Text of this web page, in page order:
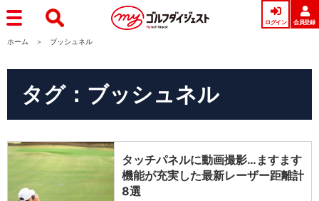
ログイン 会員登録
ホーム ブッシュネル
タグ：ブッシュネル
タッチパネルに動画撮影…ますます
機能が充実した最新レーザー距離計
8選